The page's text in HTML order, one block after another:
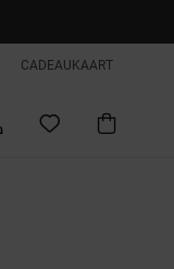
CADEAUKAART